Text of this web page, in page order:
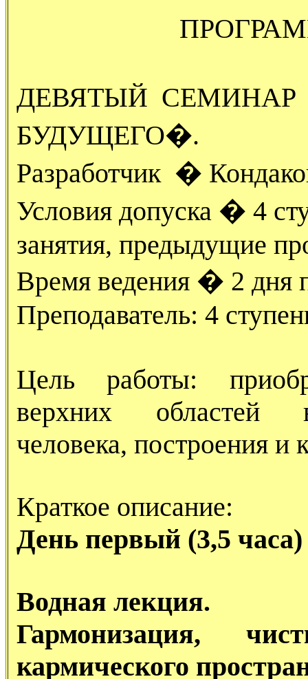
ДЕВЯТЫЙ СЕМИНАР
БУДУЩЕГО�.
Разработчик �
Условия допуска � 4
занятия, предыдущие
Время ведения � 2 дня
Преподаватель: 4
Цель работы:
верхних областей
человека, построения и
Краткое описание:
День первый (3,5 часа)
Водная лекция.
Гармонизация,
кармического